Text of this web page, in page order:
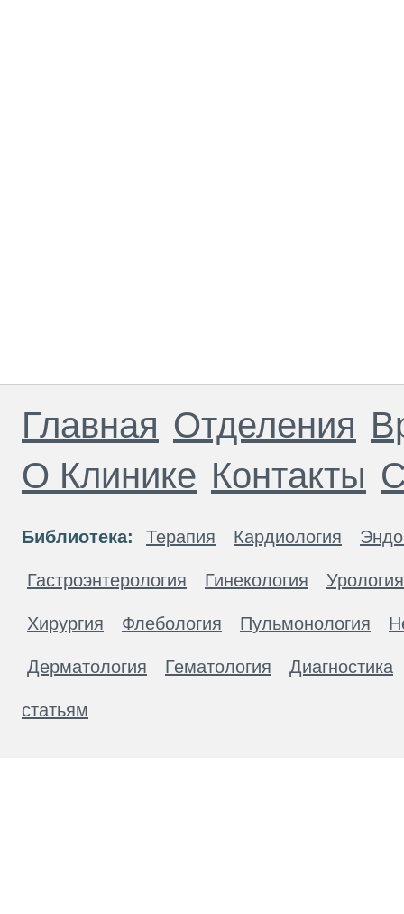
Главная Отделения
О Клинике Контакты
Библиотека: Терапия Кардиология
Гастроэнтерология Гинекология Урология
Хирургия Флебология Пульмонология
Дерматология Гематология Диагностика
статьям